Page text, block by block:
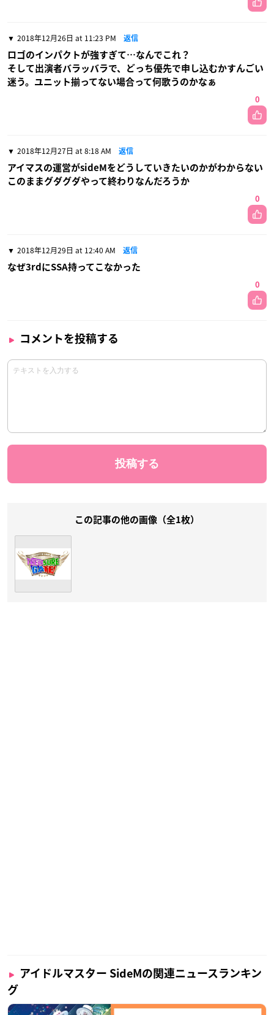
2018年12月26日 at 11:23 PM 返信
ロゴのインパクトが強すぎて…なんでこれ？
そして出演者バラッバラで、どっち優先で申し込むかすんごい
迷う。ユニット揃ってない場合って何歌うのかなぁ
0
2018年12月27日 at 8:18 AM 返信
アイマスの運営がsideMをどうしていきたいのかがわからない
このままグダグダやって終わりなんだろうか
0
2018年12月29日 at 12:40 AM 返信
なぜ3rdにSSA持ってこなかった
0
コメントを投稿する
この記事の他の画像（全1枚）
アイドルマスター SideMの関連ニュースランキン
グ